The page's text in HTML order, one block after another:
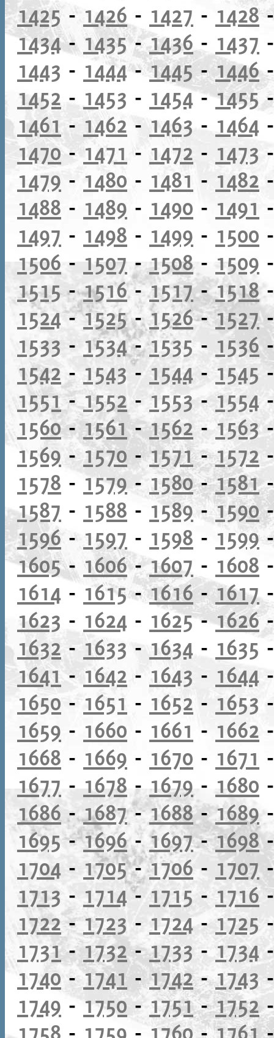
1425- 1426 - 1427 - 1428
1434- 1435-1436 - 1437
1443 - 1444-1445- 1446
1452 - 1453 - 1454-1455
1461 - 1462 - 1463 - 1464
1470-1471 - 1472 - 1473
1479 - 1480 - 1481 - 1482
1488 - 1489 - 1490 - 1491
1497 - 1498 - 1499 - 1500
1506 - 1507 -1508- 1509
1515-1516-1517-1518
1524-1525-1526-1527
1533 - 1534-1535 - 1536
1542 - 1543- 1544-1545
1551-1552 - 1553-1554
1560-1561-1562-1563
1569 -1570-1571-1572
1578 - 1579 -1580-1581
1587 - 1588 - 1589-1590
1596- 1597 - 1598 - 1599
1605- 1606-1607 - 1608
1614 - 1615-1616- 1617
1623 - 1624 - 1625-1626
1632 -1633 - 1634 - 1635
1641- 1642 - 1643 - 1644
1650 - 1651 - 1652 - 1653
1659 - 1660 - 1661 - 1662
1668 - 1669 - 1670 - 1671
1677 - 1678 - 1679 - 1680
1686 -1687-1688-1689
1695-1696- 1697-1698
1704 - 1705-1706 - 1707
1713 - 1714- 1715-1716
1722-1723 - 1724-1725
1731-1732-1733 - 1734
1740 -1741-1742-1743
1749 -1750-1751-1752
1758 - 1759 -1760-1761